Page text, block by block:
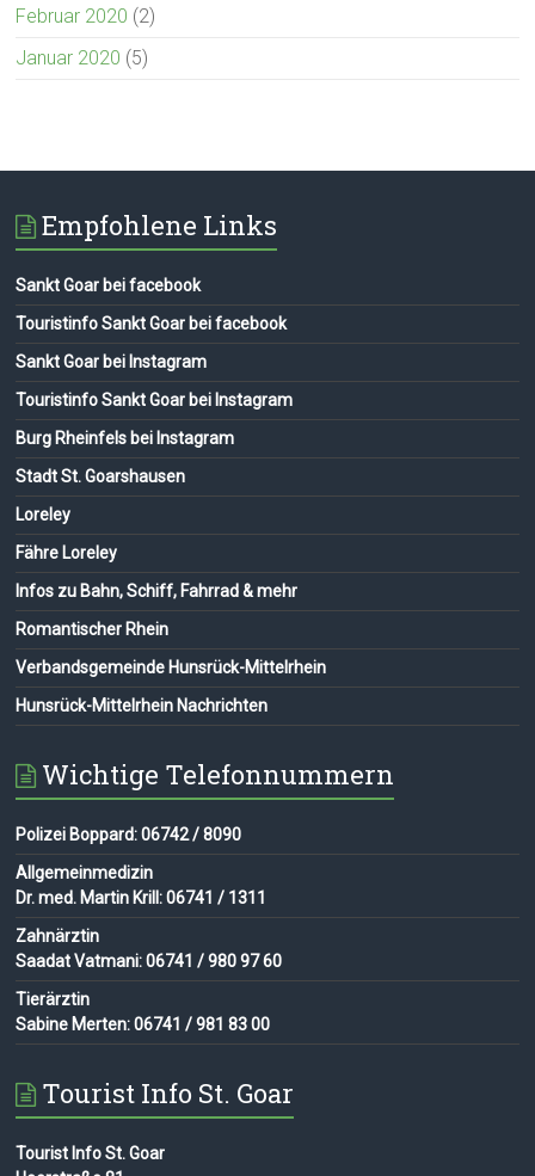
Februar 2020 (2)
Januar 2020 (5)
Empfohlene Links
Sankt Goar bei facebook
Touristinfo Sankt Goar bei facebook
Sankt Goar bei Instagram
Touristinfo Sankt Goar bei Instagram
Burg Rheinfels bei Instagram
Stadt St. Goarshausen
Loreley
Fähre Loreley
Infos zu Bahn, Schiff, Fahrrad & mehr
Romantischer Rhein
Verbandsgemeinde Hunsrück-Mittelrhein
Hunsrück-Mittelrhein Nachrichten
Wichtige Telefonnummern
Polizei Boppard: 06742 / 8090
Allgemeinmedizin
Dr. med. Martin Krill: 06741 / 1311
Zahnärztin
Saadat Vatmani: 06741 / 980 97 60
Tierärztin
Sabine Merten: 06741 / 981 83 00
Tourist Info St. Goar
Tourist Info St. Goar